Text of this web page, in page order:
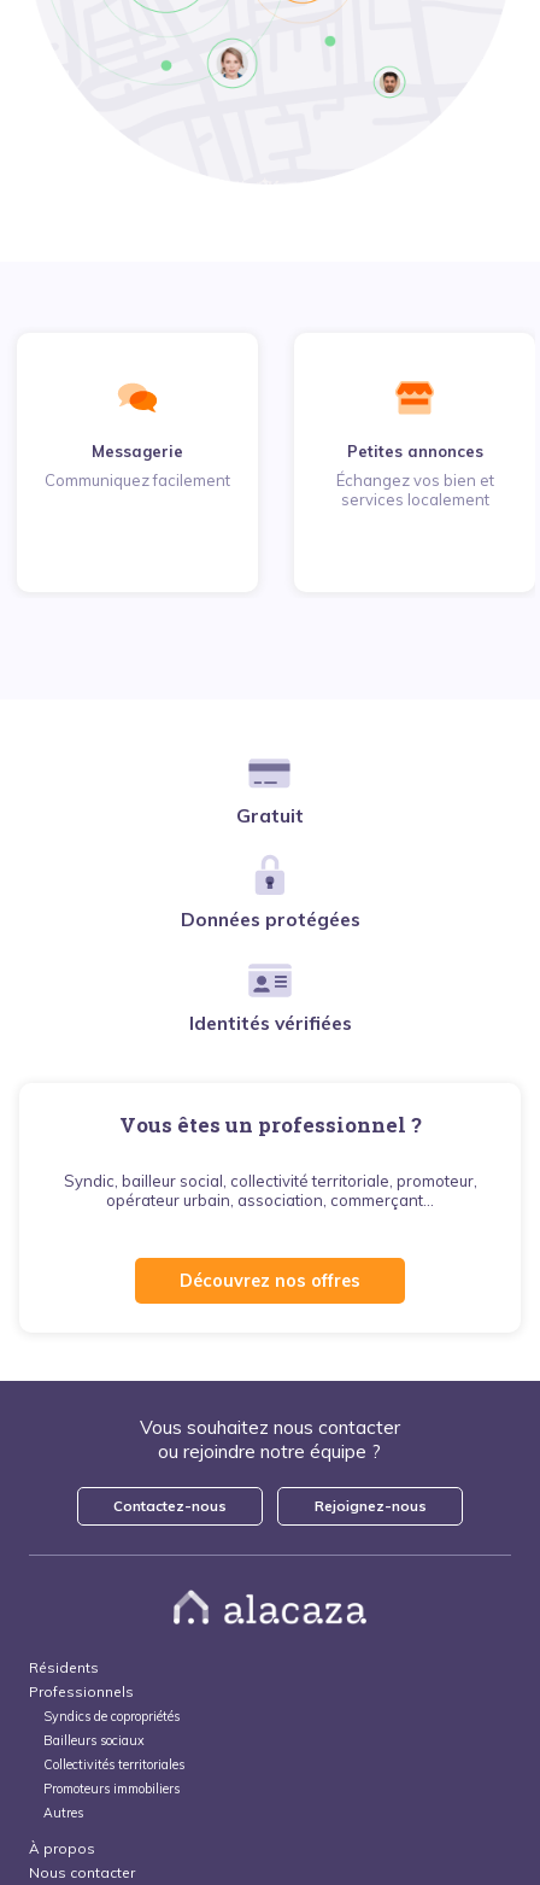
Messagerie
Communiquez facilement
Petites annonces
Échangez vos bien et
services localement
Gratuit
Données protégées
Identités vérifiées
Vous êtes un professionnel ?
Syndic, bailleur social, collectivité territoriale, promoteur,
opérateur urbain, association, commerçant...
Découvrez nos offres
Vous souhaitez nous contacter
ou rejoindre notre équipe ?
Contactez-nous Rejoignez-nous
Résidents
Professionnels
Syndics de copropriétés
Bailleurs sociaux
Collectivités territoriales
Promoteurs immobiliers
Autres
À propos
Nous contacter